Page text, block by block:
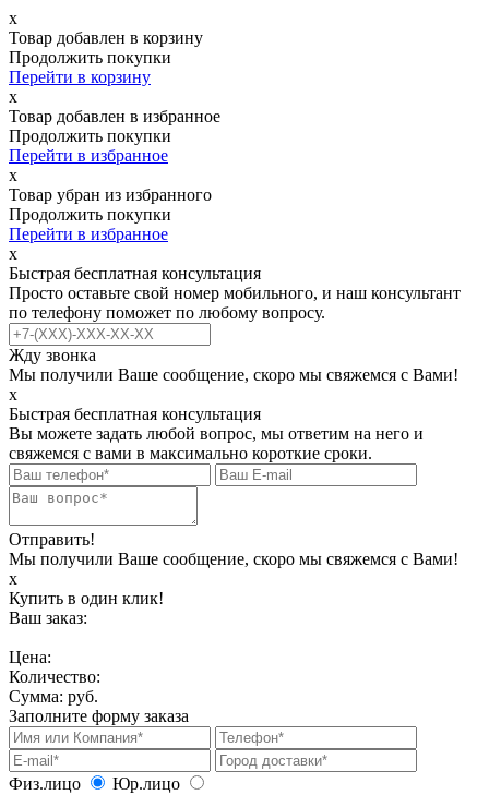
х
Товар добавлен в корзину
Продолжить покупки
Перейти в корзину
х
Товар добавлен в избранное
Продолжить покупки
Перейти в избранное
х
Товар убран из избранного
Продолжить покупки
Перейти в избранное
х
Быстрая бесплатная консультация
Просто оставьте свой номер мобильного, и наш консультант
по телефону поможет по любому вопросу.
Жду звонка
Мы получили Ваше сообщение, скоро мы свяжемся с Вами!
х
Быстрая бесплатная консультация
Вы можете задать любой вопрос, мы ответим на него и
свяжемся с вами в максимально короткие сроки.
Отправить!
Мы получили Ваше сообщение, скоро мы свяжемся с Вами!
х
Купить в один клик!
Ваш заказ:
Цена:
Количество:
Сумма: руб.
Заполните форму заказа
Физ.лицо
Юр.лицо